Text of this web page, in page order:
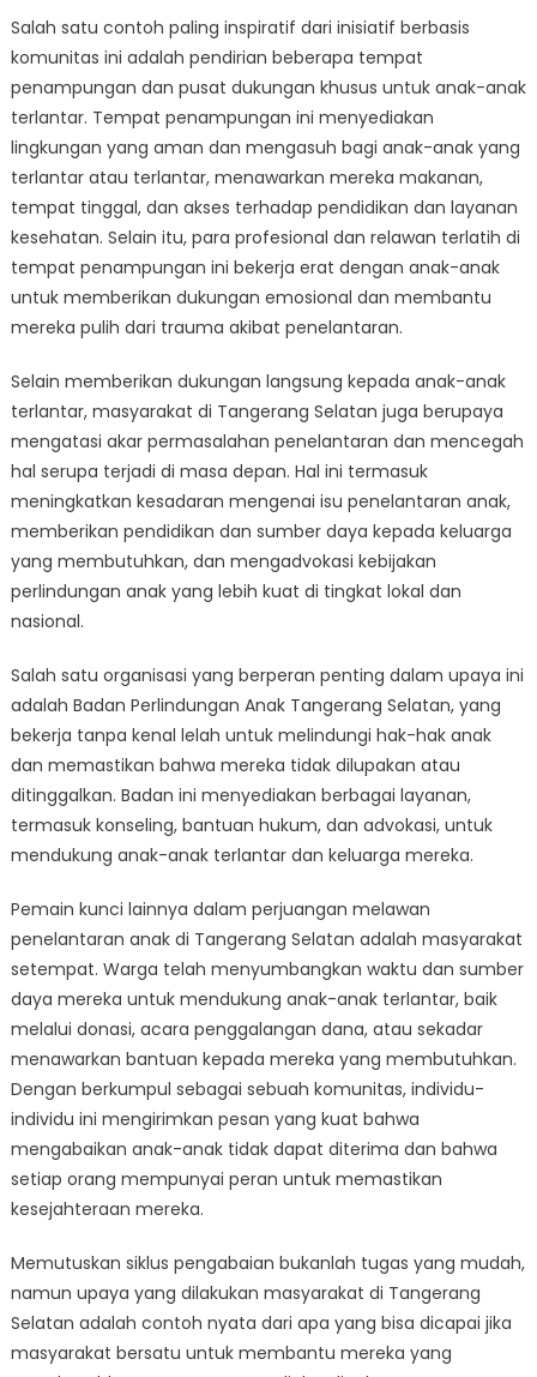
Anak-
Terlantar
Salah satu contoh paling inspiratif dari inisiatif berbasis
komunitas ini adalah pendirian beberapa tempat
penampungan dan pusat dukungan khusus untuk anak-anak
terlantar. Tempat penampungan ini menyediakan
lingkungan yang aman dan mengasuh bagi anak-anak yang
terlantar atau terlantar, menawarkan mereka makanan,
tempat tinggal, dan akses terhadap pendidikan dan layanan
kesehatan. Selain itu, para profesional dan relawan terlatih di
tempat penampungan ini bekerja erat dengan anak-anak
untuk memberikan dukungan emosional dan membantu
mereka pulih dari trauma akibat penelantaran.
Selain memberikan dukungan langsung kepada anak-anak
terlantar, masyarakat di Tangerang Selatan juga berupaya
mengatasi akar permasalahan penelantaran dan mencegah
hal serupa terjadi di masa depan. Hal ini termasuk
meningkatkan kesadaran mengenai isu penelantaran anak,
memberikan pendidikan dan sumber daya kepada keluarga
yang membutuhkan, dan mengadvokasi kebijakan
perlindungan anak yang lebih kuat di tingkat lokal dan
nasional.
Salah satu organisasi yang berperan penting dalam upaya ini
adalah Badan Perlindungan Anak Tangerang Selatan, yang
bekerja tanpa kenal lelah untuk melindungi hak-hak anak
dan memastikan bahwa mereka tidak dilupakan atau
ditinggalkan. Badan ini menyediakan berbagai layanan,
termasuk konseling, bantuan hukum, dan advokasi, untuk
mendukung anak-anak terlantar dan keluarga mereka.
Pemain kunci lainnya dalam perjuangan melawan
penelantaran anak di Tangerang Selatan adalah masyarakat
setempat. Warga telah menyumbangkan waktu dan sumber
daya mereka untuk mendukung anak-anak terlantar, baik
melalui donasi, acara penggalangan dana, atau sekadar
menawarkan bantuan kepada mereka yang membutuhkan.
Dengan berkumpul sebagai sebuah komunitas, individu-
individu ini mengirimkan pesan yang kuat bahwa
mengabaikan anak-anak tidak dapat diterima dan bahwa
setiap orang mempunyai peran untuk memastikan
kesejahteraan mereka.
Memutuskan siklus pengabaian bukanlah tugas yang mudah,
namun upaya yang dilakukan masyarakat di Tangerang
Selatan adalah contoh nyata dari apa yang bisa dicapai jika
masyarakat bersatu untuk membantu mereka yang